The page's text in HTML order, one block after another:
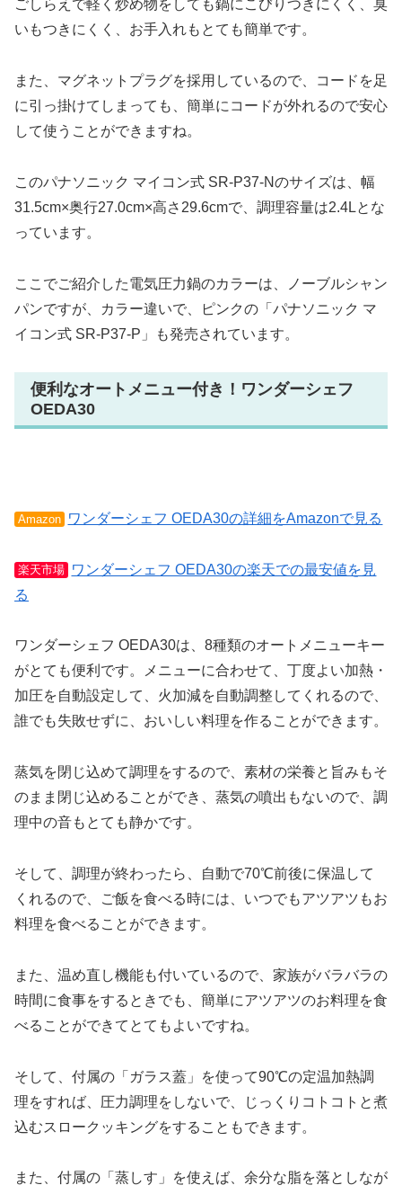
ごしらえで軽く炒め物をしても鍋にこびりつきにくく、臭
いもつきにくく、お手入れもとても簡単です。
また、マグネットプラグを採用しているので、コードを足
に引っ掛けてしまっても、簡単にコードが外れるので安心
して使うことができますね。
このパナソニック マイコン式 SR-P37-Nのサイズは、幅
31.5cm×奥行27.0cm×高さ29.6cmで、調理容量は2.4Lとな
っています。
ここでご紹介した電気圧力鍋のカラーは、ノーブルシャン
パンですが、カラー違いで、ピンクの「パナソニック マ
イコン式 SR-P37-P」も発売されています。
便利なオートメニュー付き！ワンダーシェフ
OEDA30
Amazon ワンダーシェフ OEDA30の詳細をAmazonで見る
楽天市場
ワンダーシェフ OEDA30の楽天での最安値を見
る
ワンダーシェフ OEDA30は、8種類のオートメニューキー
がとても便利です。メニューに合わせて、丁度よい加熱・
加圧を自動設定して、火加減を自動調整してくれるので、
誰でも失敗せずに、おいしい料理を作ることができます。
蒸気を閉じ込めて調理をするので、素材の栄養と旨みもそ
のまま閉じ込めることができ、蒸気の噴出もないので、調
理中の音もとても静かです。
そして、調理が終わったら、自動で70℃前後に保温して
くれるので、ご飯を食べる時には、いつでもアツアツもお
料理を食べることができます。
また、温め直し機能も付いているので、家族がバラバラの
時間に食事をするときでも、簡単にアツアツのお料理を食
べることができてとてもよいですね。
そして、付属の「ガラス蓋」を使って90℃の定温加熱調
理をすれば、圧力調理をしないで、じっくりコトコトと煮
込むスロークッキングをすることもできます。
また、付属の「蒸しす」を使えば、余分な脂を落としなが